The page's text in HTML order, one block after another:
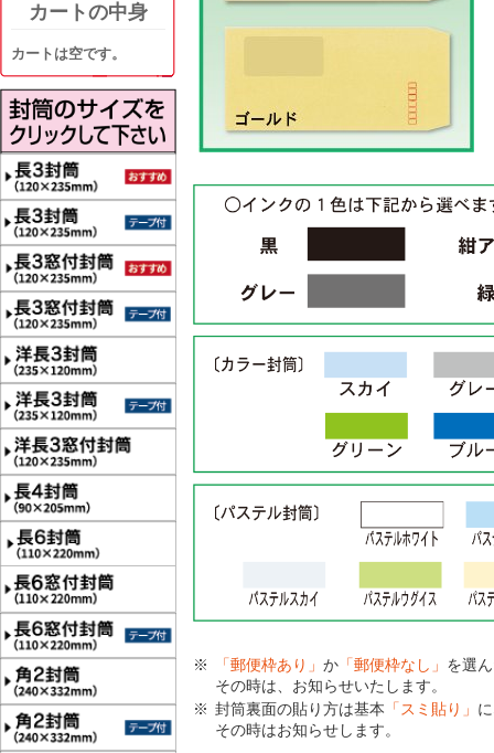
カートの中身
カートは空です。
「郵便枠あり」 か 「郵便枠なし」 を選
その時は、お知らせいたします。
封筒裏面の貼り方は基本 「スミ貼り」
その時はお知らせします。